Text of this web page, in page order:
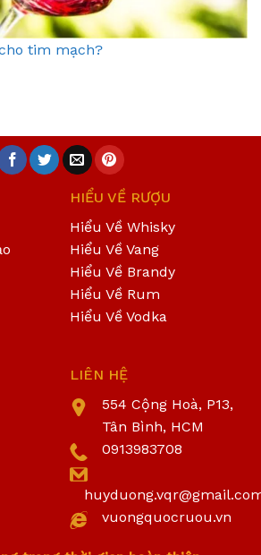
tim mạch?
HIỂU VỀ RƯỢU
Hiểu Về Whisky
Hiểu Về Vang
Hiểu Về Brandy
Hiểu Về Rum
Hiểu Về Vodka
LIÊN HỆ
554 Cộng Hoà, P13,
Tân Bình, HCM
0913983708
vuongquocruou.vn